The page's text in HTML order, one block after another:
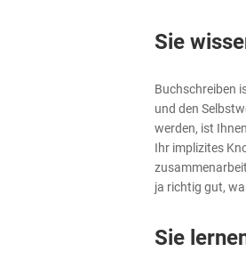
Sie
Buchschreiben
und den
werden, ist
Ihr implizites
ja richtig gut,
Sie